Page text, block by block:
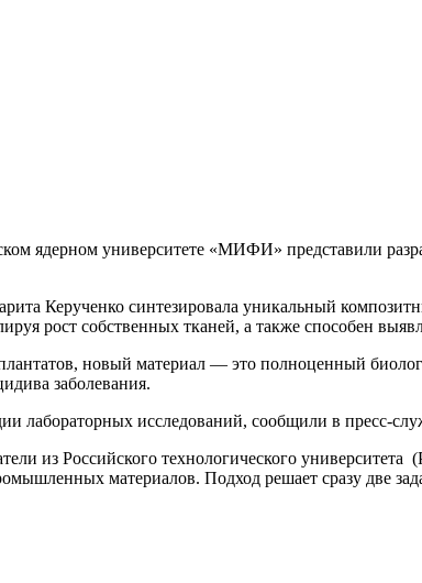
ядерном университете «МИФИ» представили
Керученко синтезировала уникальный
рост собственных тканей, а также способен
новый материал — это полноценный
заболевания.
лабораторных исследований, сообщили в пресс-
из Российского технологического
материалов. Подход решает сразу две